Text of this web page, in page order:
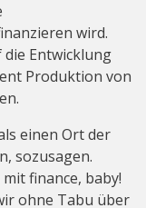
wird.
Entwicklung
Produktion von
einen Ort der
sozusagen.
finance, baby!
ohne Tabu über